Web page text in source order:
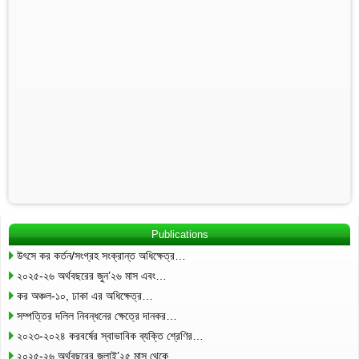
Publications
উৎসে কর কর্তন/সংগ্রহ সংক্রান্ত অধিক্ষেত্র…
২০২৫-২৬ অর্থবছরের জুন’২৬ মাস এবং…
কর অঞ্চল-১০, ঢাকা এর অধিক্ষেত্র…
সম্পত্তির দলিল নিবন্ধনের ক্ষেত্রে দানকর…
২০২৩-২০২৪ করবর্ষের স্বাভাবিক ব্যক্তি শ্রেণির…
২০২৫-২৬ অর্থবছরের জুলাই’২৫ মাস থেকে…